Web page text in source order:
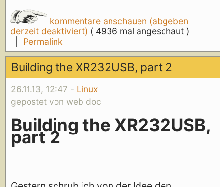
kommentare anschauen (abgeben
derzeit deaktiviert) ( 4936 mal angeschaut )
Permalink
Building the XR232USB, part 2
26.11.13, 12:47 - Linux
gepostet von web doc
Building the XR232USB,
part 2